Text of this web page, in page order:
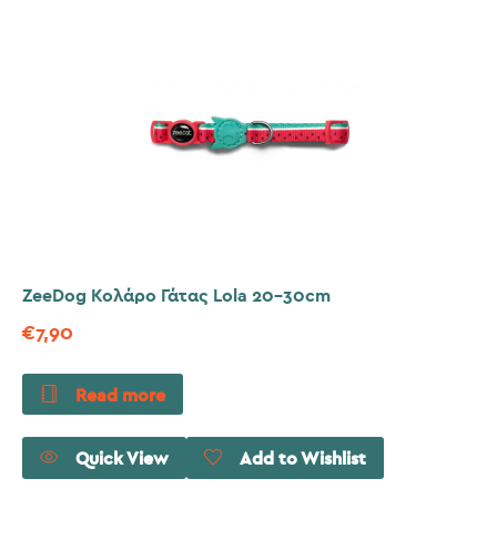
ZeeDog Κολάρο Γάτας Lola 20-30cm
€7,90
Read more
Quick View Add to Wishlist